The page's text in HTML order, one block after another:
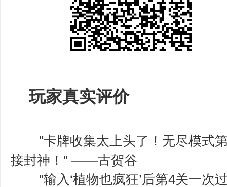
玩家真实评价
"卡牌收集太上头了！无尽模式第
接封神！" ——古贺谷
"输入‘植物也疯狂’后第4关一次